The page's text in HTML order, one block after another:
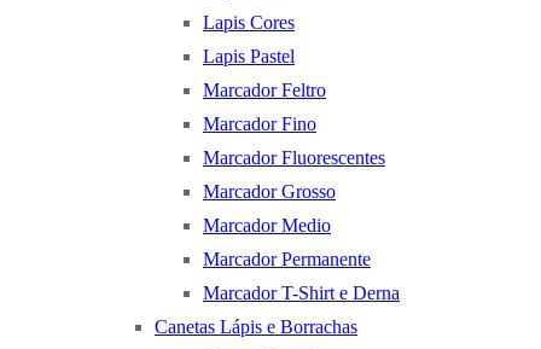
Lapis Cores
Lapis Pastel
Marcador Feltro
Marcador Fino
Marcador Fluorescentes
Marcador Grosso
Marcador Medio
Marcador Permanente
Marcador T-Shirt e Derna
Canetas Lápis e Borrachas